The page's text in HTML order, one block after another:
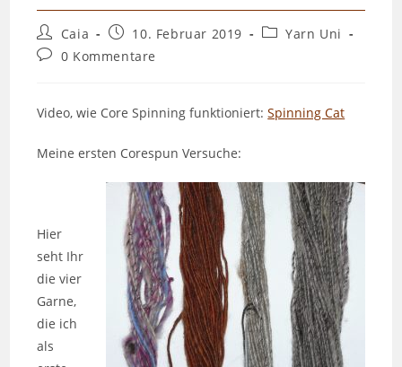
Beitrags-
Autor:
Caia
Beitrag
veröffentlicht:
10. Februar 2019
Beitrags-
Yarn Uni
Beitrags-
0 Kommentare
Video, wie Core Spinning funktioniert:Spinning Cat
Meine ersten Corespun Versuche:
Hier
seht Ihr
die vier
Garne,
die ich
als